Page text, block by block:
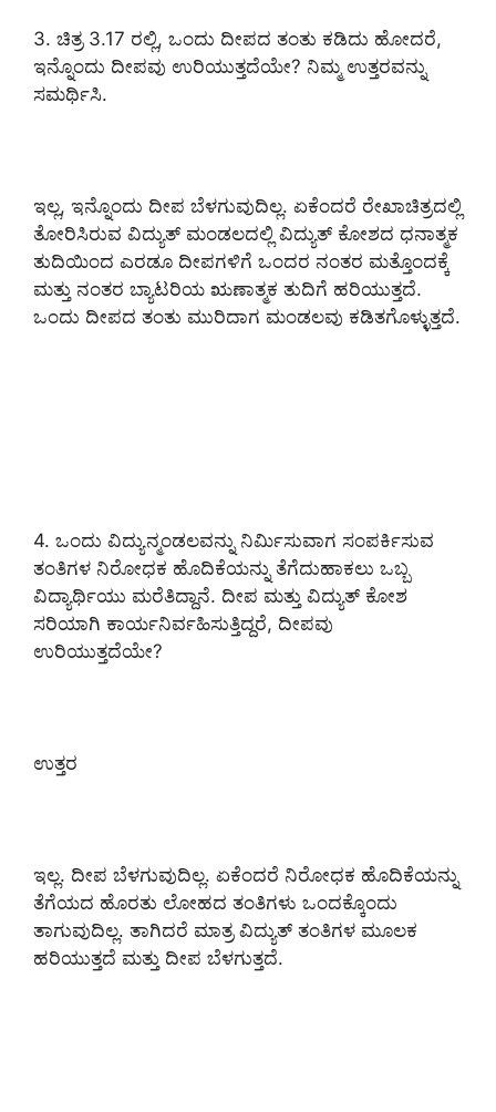
3. ಚಿತ್ರ 3.17 ರಲ್ಲಿ, ಒಂದು ದೀಪದ ತಂತು ಕಡಿದು ಹೋದರೆ,
ಇನ್ನೊಂದು ದೀಪವು ಉರಿಯುತ್ತದೆಯೇ? ನಿಮ್ಮ ಉತ್ತರವನ್ನು
ಸಮರ್ಥಿಸಿ.
ಇಲ್ಲ, ಇನ್ನೊಂದು ದೀಪ ಬೆಳಗುವುದಿಲ್ಲ. ಏಕೆಂದರೆ ರೇಖಾಚಿತ್ರದಲ್ಲಿ
ತೋರಿಸಿರುವ ವಿದ್ಯುತ್ ಮಂಡಲದಲ್ಲಿ ವಿದ್ಯುತ್ ಕೋಶದ ಧನಾತ್ಮಕ
ತುದಿಯಿಂದ ಎರಡೂ ದೀಪಗಳಿಗೆ ಒಂದರ ನಂತರ ಮತ್ತೊಂದಕ್ಕೆ
ಮತ್ತು ನಂತರ ಬ್ಯಾಟರಿಯ ಋಣಾತ್ಮಕ ತುದಿಗೆ ಹರಿಯುತ್ತದೆ.
ಒಂದು ದೀಪದ ತಂತು ಮುರಿದಾಗ ಮಂಡಲವು ಕಡಿತಗೊಳ್ಳುತ್ತದೆ.
4. ಒಂದು ವಿದ್ಯುನ್ಮಂಡಲವನ್ನು ನಿರ್ಮಿಸುವಾಗ ಸಂಪರ್ಕಿಸುವ
ತಂತಿಗಳ ನಿರೋಧಕ ಹೊದಿಕೆಯನ್ನು ತೆಗೆದುಹಾಕಲು ಒಬ್ಬ
ವಿದ್ಯಾರ್ಥಿಯು ಮರೆತಿದ್ದಾನೆ. ದೀಪ ಮತ್ತು ವಿದ್ಯುತ್ ಕೋಶ
ಸರಿಯಾಗಿ ಕಾರ್ಯನಿರ್ವಹಿಸುತ್ತಿದ್ದರೆ, ದೀಪವು
ಉರಿಯುತ್ತದೆಯೇ?
ಉತ್ತರ
ಇಲ್ಲ. ದೀಪ ಬೆಳಗುವುದಿಲ್ಲ. ಏಕೆಂದರೆ ನಿರೋಧಕ ಹೊದಿಕೆಯನ್ನು
ತೆಗೆಯದ ಹೊರತು ಲೋಹದ ತಂತಿಗಳು ಒಂದಕ್ಕೊಂದು
ತಾಗುವುದಿಲ್ಲ. ತಾಗಿದರೆ ಮಾತ್ರ ವಿದ್ಯುತ್ ತಂತಿಗಳ ಮೂಲಕ
ಹರಿಯುತ್ತದೆ ಮತ್ತು ದೀಪ ಬೆಳಗುತ್ತದೆ.